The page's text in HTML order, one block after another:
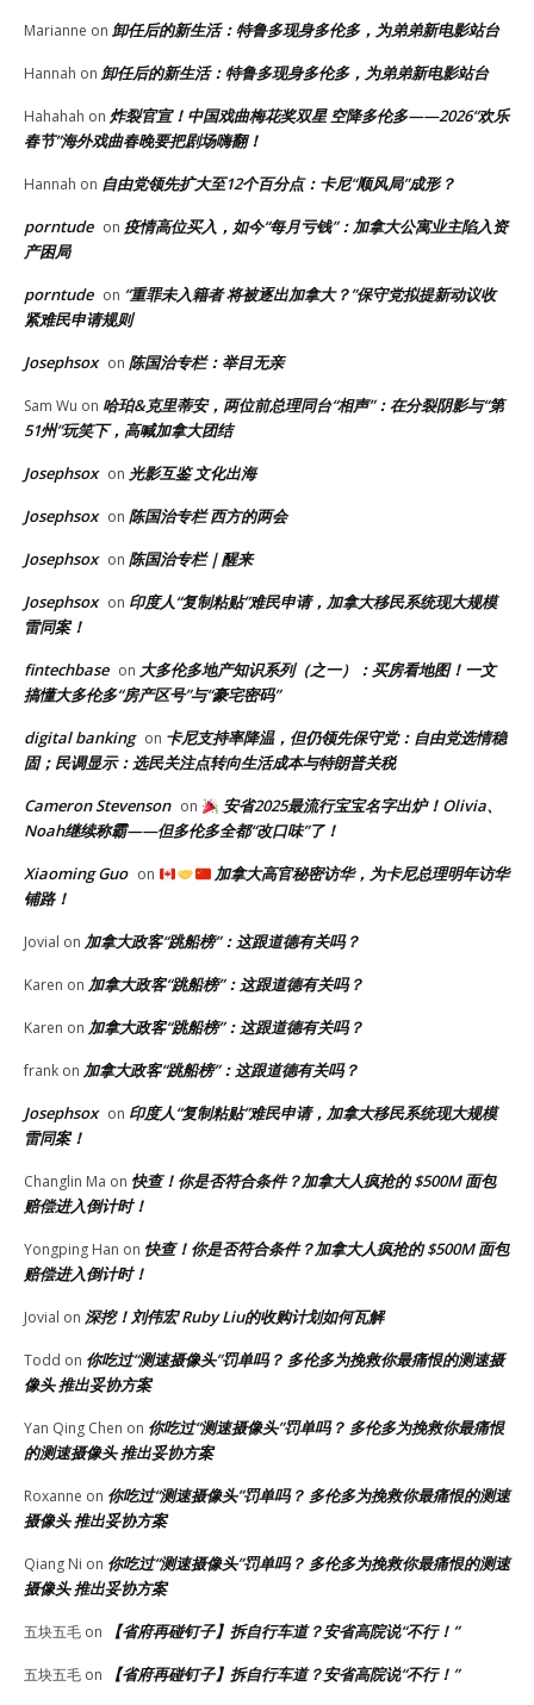
Marianne on 卸任后的新生活：特鲁多现身多伦多，为弟弟新电影站台
Hannah on 卸任后的新生活：特鲁多现身多伦多，为弟弟新电影站台
Hahahah on 炸裂官宣！中国戏曲梅花奖双星 空降多伦多——2026“欢乐
春节”海外戏曲春晚要把剧场嗨翻！
Hannah on 自由党领先扩大至12个百分点：卡尼“顺风局”成形？
porntude on 疫情高位买入，如今“每月亏钱”：加拿大公寓业主陷入资
产困局
porntude on “重罪未入籍者 将被逐出加拿大？”保守党拟提新动议收
紧难民申请规则
Josephsox on 陈国治专栏：举目无亲
Sam Wu on 哈珀&克里蒂安，两位前总理同台“相声”：在分裂阴影与“第
51州”玩笑下，高喊加拿大团结
Josephsox on 光影互鉴 文化出海
Josephsox on 陈国治专栏 西方的两会
Josephsox on 陈国治专栏｜醒来
Josephsox on 印度人“复制粘贴”难民申请，加拿大移民系统现大规模
雷同案！
fintechbase on大多伦多地产知识系列（之一）：买房看地图！一文
搞懂大多伦多“房产区号”与“豪宅密码”
digital banking on 卡尼支持率降温，但仍领先保守党：自由党选情稳
固；民调显示：选民关注点转向生活成本与特朗普关税
Cameron Stevenson on
安省2025最流行宝宝名字出炉！Olivia、
Noah继续称霸——但多伦多全都“改口味”了！
Xiaoming Guo on
加拿大高官秘密访华，为卡尼总理明年访华
铺路！
Jovial on 加拿大政客“跳船榜”：这跟道德有关吗？
Karen on 加拿大政客“跳船榜”：这跟道德有关吗？
Karen on 加拿大政客“跳船榜”：这跟道德有关吗？
frank on 加拿大政客“跳船榜”：这跟道德有关吗？
Josephsox on 印度人“复制粘贴”难民申请，加拿大移民系统现大规模
雷同案！
Changlin Ma on 快查！你是否符合条件？加拿大人疯抢的 $500M 面包
赔偿进入倒计时！
Yongping Han on 快查！你是否符合条件？加拿大人疯抢的 $500M 面包
赔偿进入倒计时！
Jovial on 深挖！刘伟宏 Ruby Liu的收购计划如何瓦解
Todd on 你吃过“测速摄像头”罚单吗？ 多伦多为挽救你最痛恨的测速摄
像头 推出妥协方案
Yan Qing Chen on 你吃过“测速摄像头”罚单吗？ 多伦多为挽救你最痛恨
的测速摄像头 推出妥协方案
Roxanne on 你吃过“测速摄像头”罚单吗？ 多伦多为挽救你最痛恨的测速
摄像头 推出妥协方案
Qiang Ni on 你吃过“测速摄像头”罚单吗？ 多伦多为挽救你最痛恨的测速
摄像头 推出妥协方案
五块五毛 on 【省府再碰钉子】拆自行车道？安省高院说“不行！”
五块五毛 on 【省府再碰钉子】拆自行车道？安省高院说“不行！”